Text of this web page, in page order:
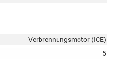
Verbrennungsmotor (ICE)
5